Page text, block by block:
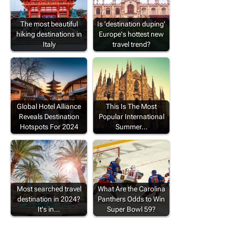
The most beautiful
hiking destinations in
Italy
Is 'destination duping'
Europe's hottest new
travel trend?
Global Hotel Alliance
Reveals Destination
Hotspots For 2024
This Is The Most
Popular International
Summer…
Most searched travel
destination in 2024?
It's in…
What Are the Carolina
Panthers Odds to Win
Super Bowl 59?